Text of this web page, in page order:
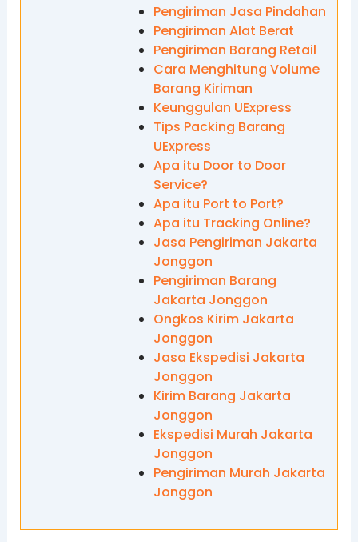
Pengiriman Jasa Pindahan
Pengiriman Alat Berat
Pengiriman Barang Retail
Cara Menghitung Volume
Barang Kiriman
Keunggulan UExpress
Tips Packing Barang
UExpress
Apa itu Door to Door
Service?
Apa itu Port to Port?
Apa itu Tracking Online?
Jasa Pengiriman Jakarta
Jonggon
Pengiriman Barang
Jakarta Jonggon
Ongkos Kirim Jakarta
Jonggon
Jasa Ekspedisi Jakarta
Jonggon
Kirim Barang Jakarta
Jonggon
Ekspedisi Murah Jakarta
Jonggon
Pengiriman Murah Jakarta
Jonggon